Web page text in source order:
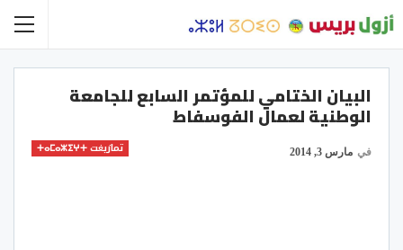
البيان الختامي للمؤتمر السابع للجامعة
الوطنية لعمال الفوسفاط
تمازيغت ⵜⴰⵎⴰⵣⵉⵖⵜ في مارس 3, 2014